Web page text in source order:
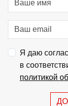
Я даю
в
политикой